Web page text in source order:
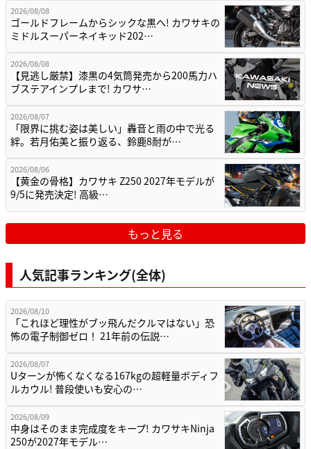
2026/08/08
ゴールドフレームからシックな黒へ! カワサキの
ミドルスーパーネイキッド202…
2026/08/08
【見逃し厳禁】漆黒の4気筒発売から200馬力ハ
ブステアインプレまで! カワサ…
2026/08/07
「限界に挑む姿は美しい」轟音と雨の中で光る
絆。若月佑美と振り返る、鈴鹿8耐が…
2026/08/06
【黄金の骨格】カワサキ Z250 2027年モデルが
9/5に発売決定! 高級…
もっと見る
人気記事ランキング(全体)
2026/08/10
「これほど理性がブッ飛んだクルマはない」恐
怖の電子制御ゼロ！ 21年前の伝説…
2026/08/07
Uターンが怖くなくなる167kgの超軽量ボディフ
ルカウル! 普段使いも安心の…
2026/08/09
中身はそのまま完成度をキープ! カワサキNinja
250が2027年モデル…